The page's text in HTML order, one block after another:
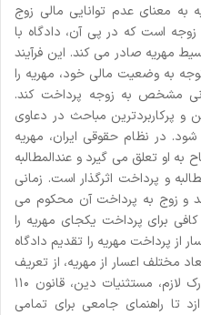
به معنای عدم توانایی مالی زوج
است که در پی آن، دادگاه با
مهریه صادر می کند. این فرآیند
به وضعیت مالی خود، مهریه را
مشخص به زوجه پرداخت کند.
و پرکاربردترین مباحث در دعاوی
در نظام حقوقی ایران، مهریه
او تعلق می گیرد و عندالمطالبه
و پرداخت اثرگذار است. زمانی
و زوج به پرداخت آن محکوم می
برای پرداخت یکجای مهریه را
از پرداخت مهریه را تقدیم دادگاه
مختلف اعسار از مهریه، از تعریف
و شرایط گرفته تا مراحل قانونی، مدارک لازم، مستثنیات دین، قانون ۱۱۰
تا راهنمای جامعی برای تمامی